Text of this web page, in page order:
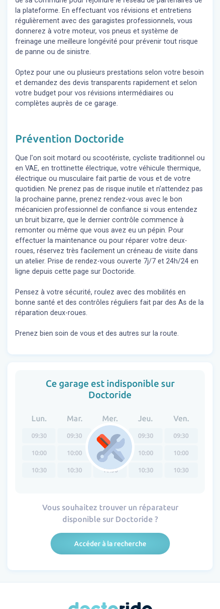
la plateforme. En effectuant vos révisions et entretiens
régulièrement avec des garagistes professionnels, vous
donnerez à votre moteur, vos pneus et système de
freinage une meilleure longévité pour prévenir tout risque
de panne ou de sinistre.
Optez pour une ou plusieurs prestations selon votre besoin
et demandez des devis transparents rapidement et selon
votre budget pour vos révisions intermédiaires ou
complètes auprès de ce garage.
Prévention Doctoride
Que l'on soit motard ou scootériste, cycliste traditionnel ou
en VAE, en trottinette électrique, votre véhicule thermique,
électrique ou musculaire fait partie de vous et de votre
quotidien. Ne prenez pas de risque inutile et n'attendez pas
la prochaine panne, prenez rendez-vous avec le bon
mécanicien professionnel de confiance si vous entendez
un bruit bizarre, que le dernier contrôle commence à
remonter ou même que vous avez eu un pépin. Pour
effectuer la maintenance ou pour réparer votre deux-
roues, réservez très facilement un créneau de visite dans
un atelier. Prise de rendez-vous ouverte 7j/7 et 24h/24 en
ligne depuis cette page sur Doctoride.
Pensez à votre sécurité, roulez avec des mobilités en
bonne santé et des contrôles réguliers fait par des As de la
réparation deux-roues.
Prenez bien soin de vous et des autres sur la route.
Ce garage est indisponible sur
Doctoride
Lun.
09:30
10:00
10:30
Mar.
09:30
10:00
10:30
Mer.
09:30
10:00
10:30
Jeu.
09:30
10:00
10:30
Ven.
09:30
10:00
10:30
Vous souhaitez trouver un réparateur
disponible sur Doctoride ?
Accéder à la recherche